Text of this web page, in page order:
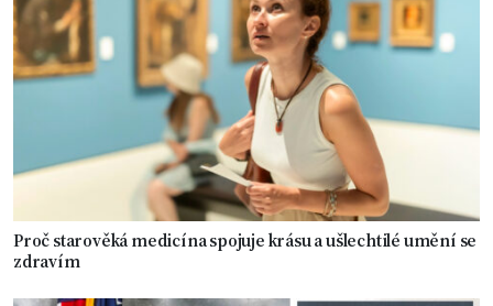
Proč starověká medicína spojuje krásu a ušlechtilé umění se
zdravím